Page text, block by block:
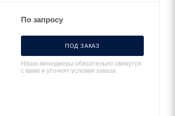
По запросу
ПОД ЗАКАЗ
Наши менеджеры обязательно свяжутся
с вами и уточнят условия заказа